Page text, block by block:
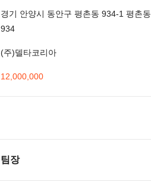
경기 안양시 동안구 평촌동 934-1 평촌동
934
(주)델타코리아
12,000,000
팀장